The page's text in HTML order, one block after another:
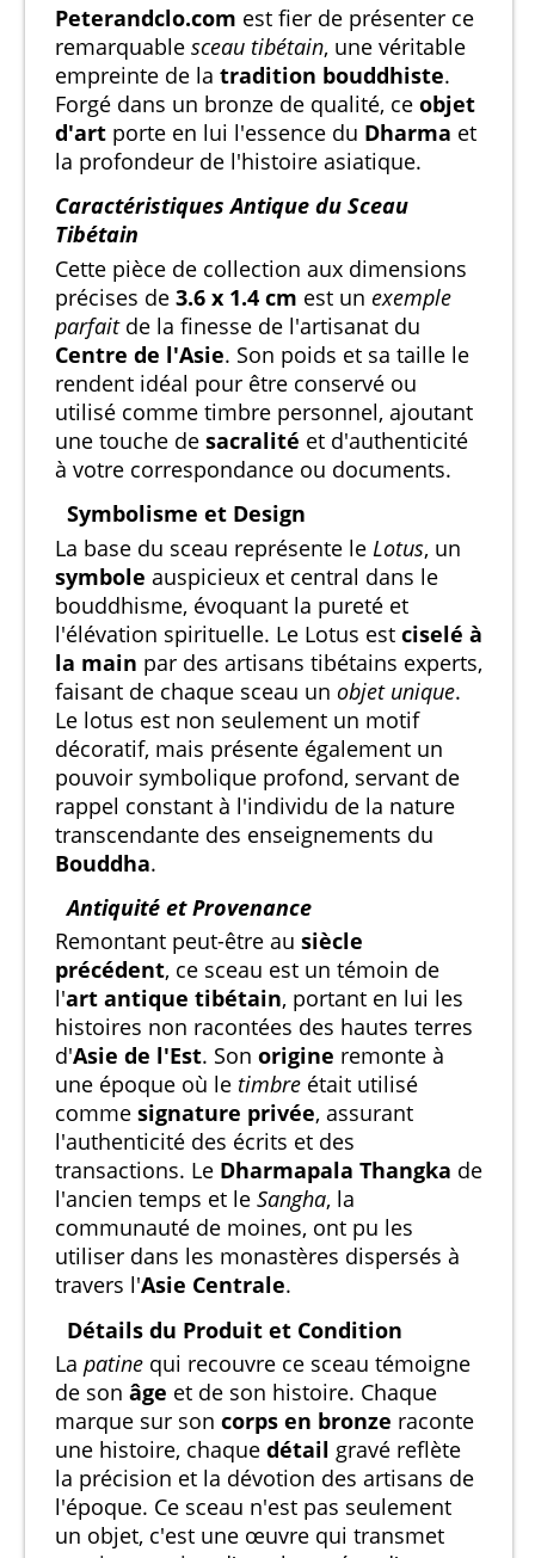
Peterandclo.com est fier de présenter ce
remarquable sceau tibétain, une véritable
empreinte de la tradition bouddhiste.
Forgé dans un bronze de qualité, ce objet
d'art porte en lui l'essence du Dharma et
la profondeur de l'histoire asiatique.
Caractéristiques Antique du Sceau
Tibétain
Cette pièce de collection aux dimensions
précises de 3.6 x 1.4 cm est un exemple
parfaitde la finesse de l'artisanat du
Centre de l'Asie. Son poids et sa taille le
rendent idéal pour être conservé ou
utilisé comme timbre personnel, ajoutant
une touche de sacralité et d'authenticité
à votre correspondance ou documents.
Symbolisme et Design
La base du sceau représente le Lotus, un
symbole auspicieux et central dans le
bouddhisme, évoquant la pureté et
l'élévation spirituelle. Le Lotus est ciselé à
la main par des artisans tibétains experts,
faisant de chaque sceau un objet unique.
Le lotus est non seulement un motif
décoratif, mais présente également un
pouvoir symbolique profond, servant de
rappel constant à l'individu de la nature
transcendante des enseignements du
Bouddha.
Antiquité et Provenance
Remontant peut-être au siècle
précédent, ce sceau est un témoin de
l'art antique tibétain, portant en lui les
histoires non racontées des hautes terres
d'Asie de l'Est. Son origine remonte à
une époque où le timbre était utilisé
comme signature privée, assurant
l'authenticité des écrits et des
transactions. Le Dharmapala Thangka de
l'ancien temps et le Sangha, la
communauté de moines, ont pu les
utiliser dans les monastères dispersés à
travers l'Asie Centrale.
Détails du Produit et Condition
La patine qui recouvre ce sceau témoigne
de son âge et de son histoire. Chaque
marque sur son corps en bronze raconte
une histoire, chaque détail gravé reflète
la précision et la dévotion des artisans de
l'époque. Ce sceau n'est pas seulement
un objet, c'est une œuvre qui transmet